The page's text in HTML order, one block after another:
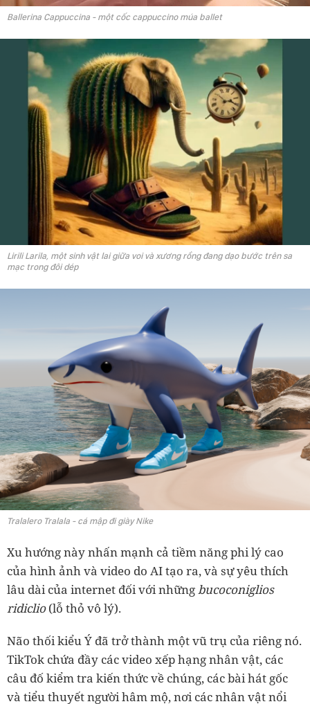
Ballerina Cappuccina - một cốc cappuccino múa ballet
Lirili Larila, một sinh vật lai giữa voi và xương rồng đang dạo bước trên sa
mạc trong đôi dép
Tralalero Tralala - cá mập đi giày Nike
Xu hướng này nhấn mạnh cả tiềm năng phi lý cao
của hình ảnh và video do AI tạo ra, và sự yêu thích
lâu dài của internet đối với những bucoconiglios
ridiclio(lỗ thỏ vô lý).
Não thối kiểu Ý đã trở thành một vũ trụ của riêng nó.
TikTok chứa đầy các video xếp hạng nhân vật, các
câu đố kiểm tra kiến thức về chúng, các bài hát gốc
và tiểu thuyết người hâm mộ, nơi các nhân vật nổi